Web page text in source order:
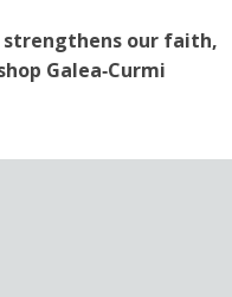
our faith,
Galea‑Curmi